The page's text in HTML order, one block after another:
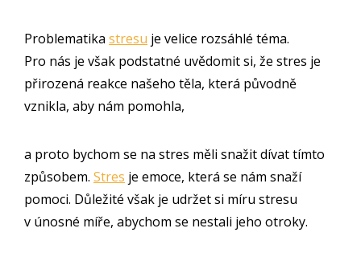
Problematika stresu je velice rozsáhlé téma.
Pro nás je však podstatné uvědomit si, že stres je
přirozená reakce našeho těla, která původně
vznikla, aby nám pomohla,
a proto bychom se na stres měli snažit dívat tímto
způsobem. Stres je emoce, která se nám snaží
pomoci. Důležité však je udržet si míru stresu
v únosné míře, abychom se nestali jeho otroky.